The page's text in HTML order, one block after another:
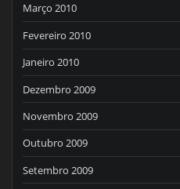
Março 2010
Fevereiro 2010
Janeiro 2010
Dezembro 2009
Novembro 2009
Outubro 2009
Setembro 2009